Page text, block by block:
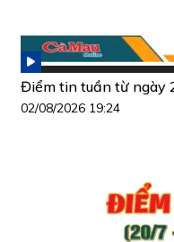
Điểm tin tuần từ ngày
02/08/2026 19:24